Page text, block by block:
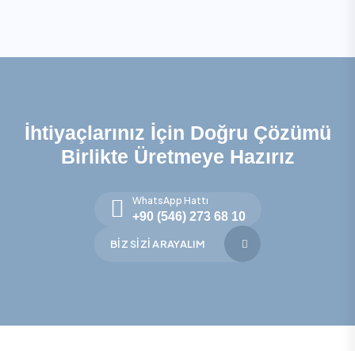
İhtiyaçlarınız İçin Doğru Çözümü
Birlikte Üretmeye Hazırız
WhatsApp Hattı
+90 (546) 273 68 10
BIZ SIZI ARAYALIM